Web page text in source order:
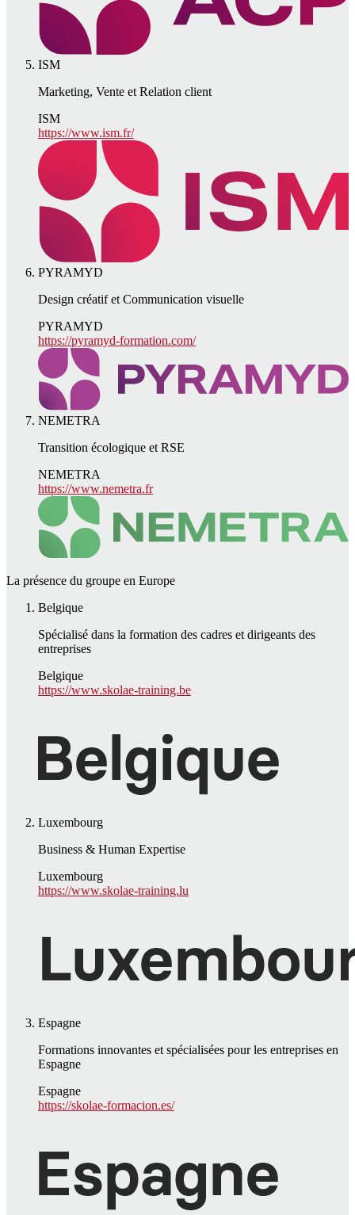
ISM
Marketing, Vente et Relation client
ISM
https://www.ism.fr/
PYRAMYD
Design créatif et Communication visuelle
PYRAMYD
https://pyramyd-formation.com/
NEMETRA
Transition écologique et RSE
NEMETRA
https://www.nemetra.fr
La présence du groupe en Europe
Belgique
Spécialisé dans la formation des cadres et dirigeants des
entreprises
Belgique
https://www.skolae-training.be
Luxembourg
Business & Human Expertise
Luxembourg
https://www.skolae-training.lu
Espagne
Formations innovantes et spécialisées pour les entreprises en
Espagne
Espagne
https://skolae-formacion.es/